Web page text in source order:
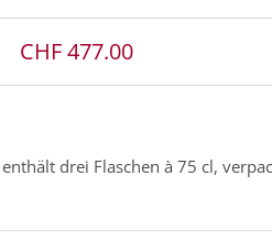
CHF 477.00
enthält drei Flaschen à 75 cl,